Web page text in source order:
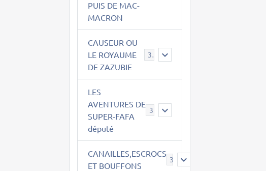
PUIS DE MAC-
MACRON
CAUSEUR OU
LE ROYAUME
DE ZAZUBIE
38
LES
AVENTURES DE
SUPER-FAFA
député
CANAILLES,ESCROCS
ET BOUFFONS
385